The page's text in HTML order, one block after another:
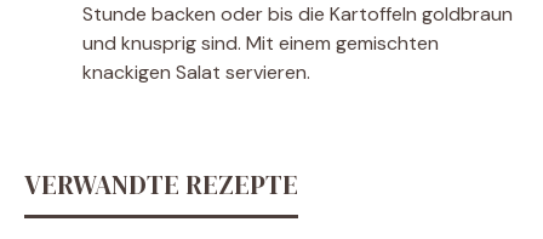
Stunde backen oder bis die Kartoffeln goldbraun
und knusprig sind. Mit einem gemischten
knackigen Salat servieren.
VERWANDTE REZEPTE